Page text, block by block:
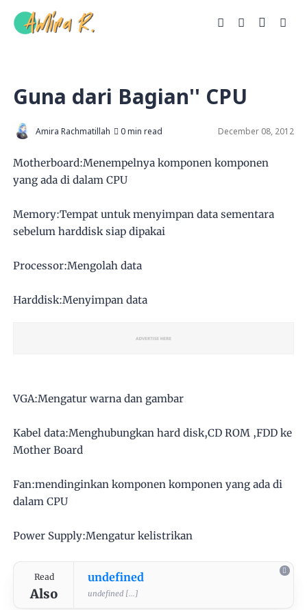
Guna dari Bagian'' CPU
Amira Rachmatillah 0 min read December 08, 2012
Motherboard:Menempelnya komponen komponen
yang ada di dalam CPU
Memory:Tempat untuk menyimpan data sementara
sebelum harddisk siap dipakai
Processor:Mengolah data
Harddisk:Menyimpan data
VGA:Mengatur warna dan gambar
Kabel data:Menghubungkan hard disk,CD ROM ,FDD ke
Mother Board
Fan:mendinginkan komponen komponen yang ada di
dalam CPU
Power Supply:Mengatur kelistrikan
Read
Also
undefined
undefined [...]